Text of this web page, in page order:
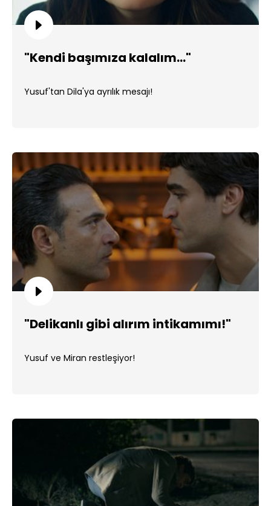
"Kendi başımıza kalalım..."
Yusuf'tan Dila'ya ayrılık mesajı!
"Delikanlı gibi alırım intikamımı!"
Yusuf ve Miran restleşiyor!